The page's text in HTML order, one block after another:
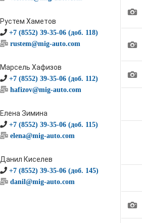
Рустем Хаметов
+7 (8552) 39-35-06 (доб. 118)
rustem@mig-auto.com
Марсель Хафизов
+7 (8552) 39-35-06 (доб. 112)
hafizov@mig-auto.com
Елена Зимина
+7 (8552) 39-35-06 (доб. 115)
elena@mig-auto.com
Данил Киселев
+7 (8552) 39-35-06 (доб. 145)
danil@mig-auto.com
1
1
1
1